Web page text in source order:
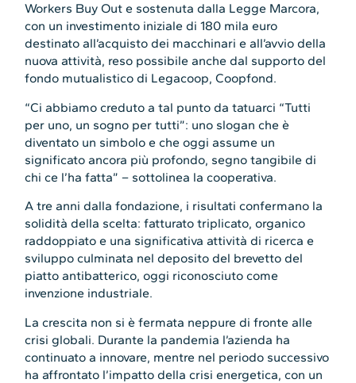
Workers Buy Out e sostenuta dalla Legge Marcora,
con un investimento iniziale di 180 mila euro
destinato all’acquisto dei macchinari e all’avvio della
nuova attività, reso possibile anche dal supporto del
fondo mutualistico di Legacoop, Coopfond.
“Ci abbiamo creduto a tal punto da tatuarci “Tutti
per uno, un sogno per tutti”: uno slogan che è
diventato un simbolo e che oggi assume un
significato ancora più profondo, segno tangibile di
chi ce l’ha fatta” – sottolinea la cooperativa.
A tre anni dalla fondazione, i risultati confermano la
solidità della scelta: fatturato triplicato, organico
raddoppiato e una significativa attività di ricerca e
sviluppo culminata nel deposito del brevetto del
piatto antibatterico, oggi riconosciuto come
invenzione industriale.
La crescita non si è fermata neppure di fronte alle
crisi globali. Durante la pandemia l’azienda ha
continuato a innovare, mentre nel periodo successivo
ha affrontato l’impatto della crisi energetica, con un